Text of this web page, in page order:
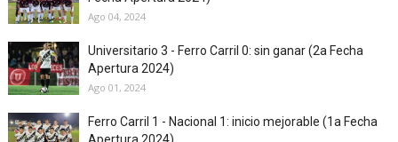
Ago 04, 2024
Universitario 3 - Ferro Carril 0: sin ganar (2a Fecha
Apertura 2024)
Ago 01, 2024
Ferro Carril 1 - Nacional 1: inicio mejorable (1a Fecha